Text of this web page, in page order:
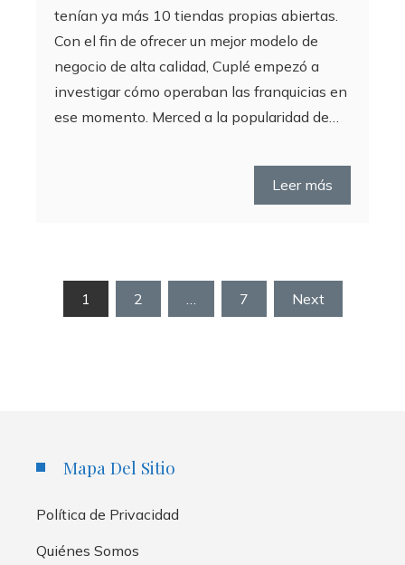
tenían ya más 10 tiendas propias abiertas.
Con el fin de ofrecer un mejor modelo de
negocio de alta calidad, Cuplé empezó a
investigar cómo operaban las franquicias en
ese momento. Merced a la popularidad de…
Leer más
Paginación
1 2 7 Next
Mapa Del Sitio
Política de Privacidad
Quiénes Somos